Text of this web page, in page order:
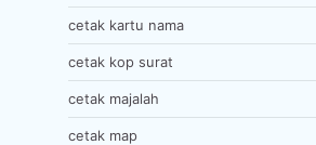
cetak kartu nama
cetak kop surat
cetak majalah
cetak map